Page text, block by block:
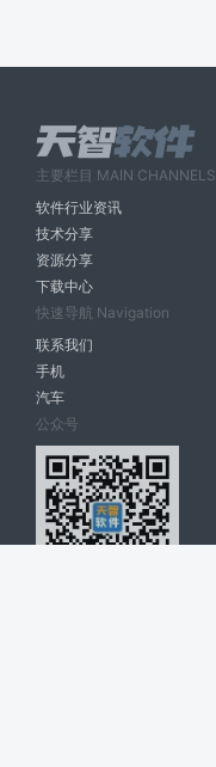
主要栏目 MAIN CHANNELS
软件行业资讯
技术分享
资源分享
下载中心
快速导航 Navigation
联系我们
手机
汽车
公众号